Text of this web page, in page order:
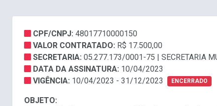
CPF/CNPJ: 48017710000150
VALOR CONTRATADO: R$ 17.500,00
SECRETARIA: 05.277.173/0001-75 | SECRETARIA
DATA DA ASSINATURA: 10/04/2023
VIGÊNCIA: 10/04/2023 - 31/12/2023 ENCERRADO
OBJETO: